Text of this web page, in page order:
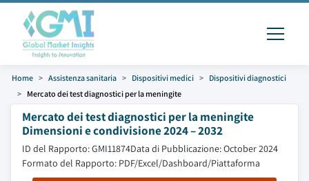
Home Assistenza sanitaria Dispositivi medici
Dispositivi diagnostici
Mercato dei test diagnostici per la meningite
Mercato dei test diagnostici per la meningite
Dimensioni e condivisione 2024 – 2032
ID del Rapporto: GMI11874Data di Pubblicazione: October 2024
Formato del Rapporto: PDF/Excel/Dashboard/Piattaforma